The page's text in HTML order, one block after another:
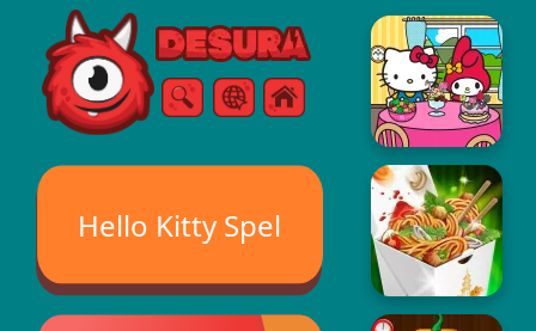
Free Online Games
Sök Meny
Hello Kitty Spel